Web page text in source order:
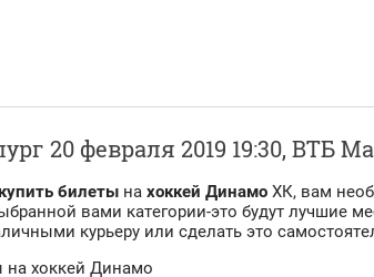
20 февраля 2019 19:30, ВТБ
купить билеты на хоккей Динамо ХК, вам
вами категории-это будут лучшие
курьеру или сделать это